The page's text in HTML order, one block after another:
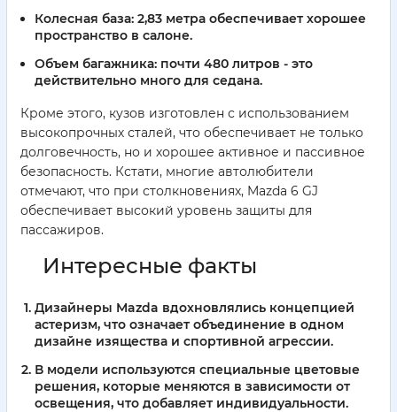
Колесная база: 2,83 метра обеспечивает хорошее
пространство в салоне.
Объем багажника: почти 480 литров - это
действительно много для седана.
Кроме этого, кузов изготовлен с использованием
высокопрочных сталей, что обеспечивает не только
долговечность, но и хорошее активное и пассивное
безопасность. Кстати, многие автолюбители
отмечают, что при столкновениях, Mazda 6 GJ
обеспечивает высокий уровень защиты для
пассажиров.
Интересные факты
Дизайнеры Mazda вдохновлялись концепцией
астеризм, что означает объединение в одном
дизайне изящества и спортивной агрессии.
В модели используются специальные цветовые
решения, которые меняются в зависимости от
освещения, что добавляет индивидуальности.